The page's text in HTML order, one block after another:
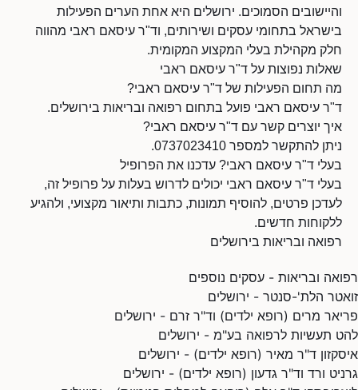
והיישובים הסמוכים. ירושלים היא אחת הערים הפעילות
בישראל בתחומי עסקים ושירותים, וד"ר עיסאם ראבי מהווה
חלק מקהילת בעלי המקצוע המקומית.
שאלות נפוצות על ד"ר עיסאם ראבי
מה תחום הפעילות של ד"ר עיסאם ראבי?
ד"ר עיסאם ראבי פועל בתחום רפואה ובריאות בירושלים.
איך יוצרים קשר עם ד"ר עיסאם ראבי?
ניתן להתקשר למספר 0737023410.
בעלי ד"ר עיסאם ראבי? עדכנו את הפרופיל
בעלי ד"ר עיסאם ראבי יכולים לדרוש בעלות על פרופיל זה,
לעדכן פרטים, להוסיף תמונות, כתבות ותיאור מקצועי, ולהגיע
ללקוחות חדשים.
רפואה ובריאות בירושלים
רפואה ובריאות - עסקים נוספים
זואטר הלת'-סנטר - ירושלים
פריאר מרים (רופא ילדים) וד"ר זרם - ירושלים
להט תעשיות לרפואה בע"מ - ירושלים
איסקזון ד"ר מאיר (רופא ילדים) - ירושלים
גרניט ורד וד"ר גדעון (רופא ילדים) - ירושלים